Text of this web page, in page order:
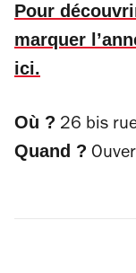
Pour
marquer
ici.
Où ? 26 bis
Quand ?